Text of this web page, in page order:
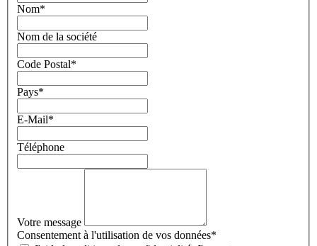
Nom*
Nom de la société
Code Postal*
Pays*
E-Mail*
Téléphone
Votre message
Consentement à l'utilisation de vos données*